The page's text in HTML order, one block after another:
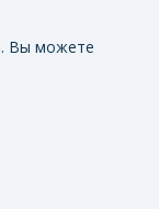
Вы можете